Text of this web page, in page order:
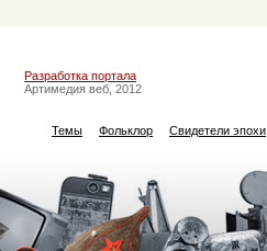
Разработка портала
Артимедия веб, 2012
Темы Фольклор Свидетели эпохи